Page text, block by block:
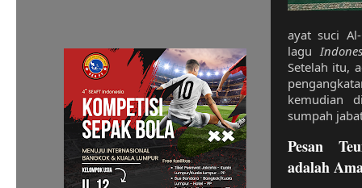
ayat suci
lagu
Setelah itu,
kemudian
sumpah
Pesan
adalah